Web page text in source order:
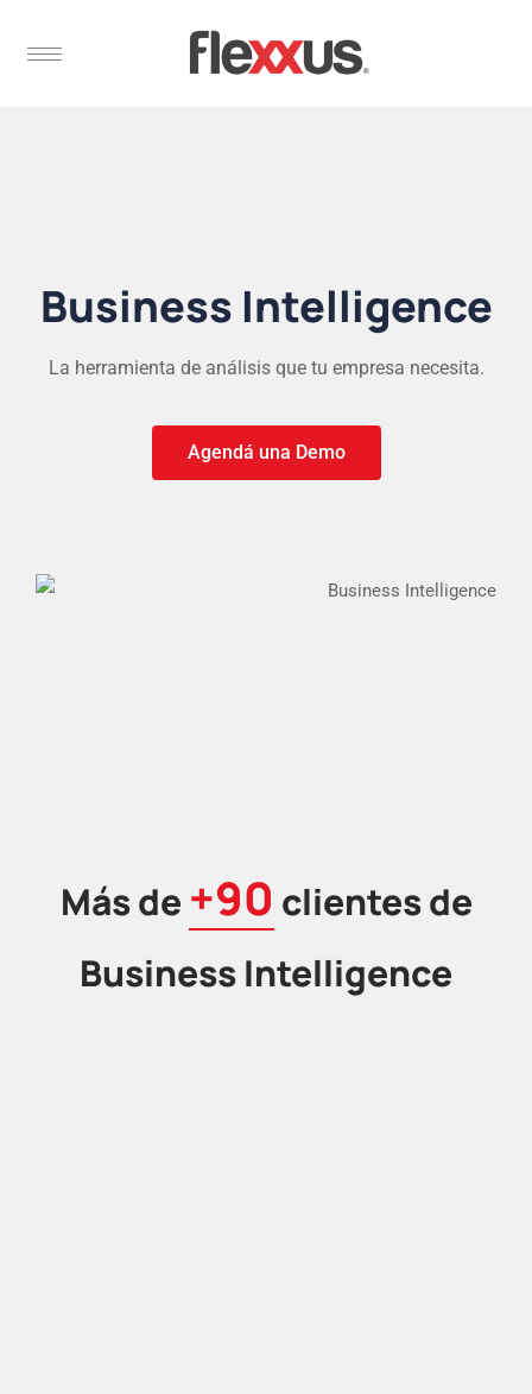
Business Intelligence
La herramienta de análisis que tu empresa necesita.
Agendá una Demo
Más de +90 clientes de
Business Intelligence